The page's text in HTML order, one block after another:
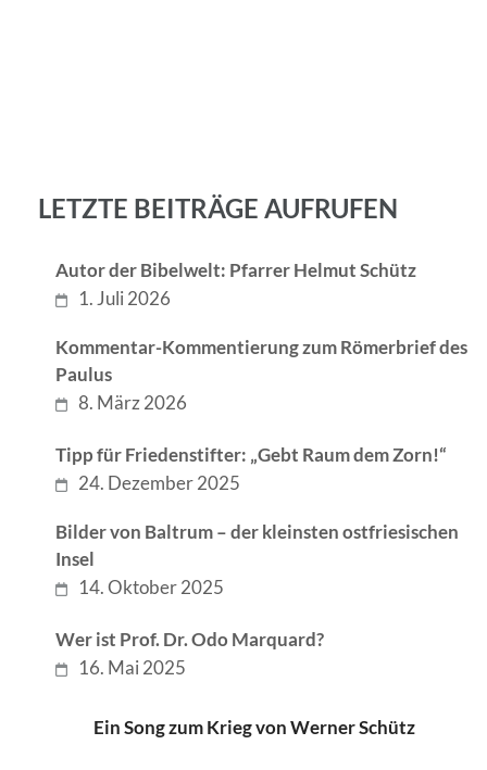
LETZTE BEITRÄGE AUFRUFEN
Autor der Bibelwelt: Pfarrer Helmut Schütz
1. Juli 2026
Kommentar-Kommentierung zum Römerbrief des
Paulus
8. März 2026
Tipp für Friedenstifter: „Gebt Raum dem Zorn!“
24. Dezember 2025
Bilder von Baltrum – der kleinsten ostfriesischen
Insel
14. Oktober 2025
Wer ist Prof. Dr. Odo Marquard?
16. Mai 2025
Ein Song zum Krieg von Werner Schütz